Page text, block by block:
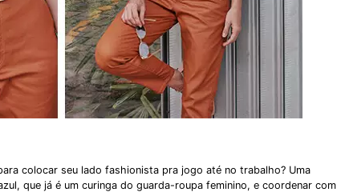
colocar seu lado fashionista pra jogo até no trabalho? Uma
que já é um curinga do guarda-roupa feminino, e coordenar com